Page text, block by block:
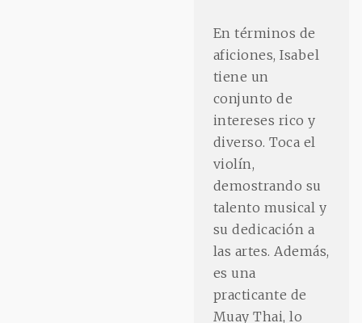
En términos de
aficiones, Isabel
tiene un
conjunto de
intereses rico y
diverso. Toca el
violín,
demostrando su
talento musical y
su dedicación a
las artes. Además,
es una
practicante de
Muay Thai, lo